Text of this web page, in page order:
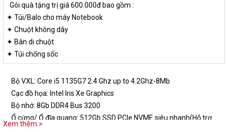
Gói quà tặng trị giá 600.000đ bao gồm :
✦ Túi/Balo cho máy Notebook
✦ Chuột không dây
✦ Bàn di chuột
✦ Túi chống sốc
Bộ VXL: Core i5 1135G7 2.4 Ghz up to 4.2Ghz-8Mb
Cạc đồ họa: Intel Iris Xe Graphics
Bộ nhớ: 8Gb DDR4 Bus 3200
Ổ cứng/ Ổ đĩa quang: 512Gb SSD PCIe NVME siêu nhanh(Hỗ trợ
thêm 1 Slot SATA3 để nâng cấp HDD nếu cần)
Xem thêm >